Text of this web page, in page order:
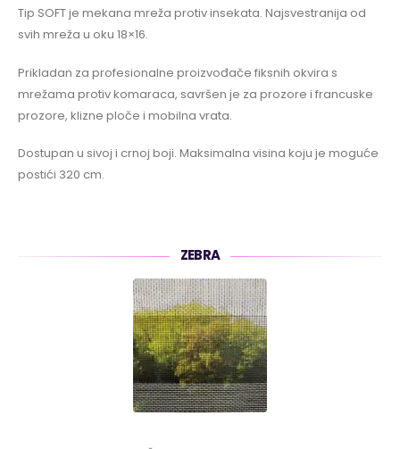
Tip SOFT je mekana mreža protiv insekata. Najsvestranija od
svih mreža u oku 18×16.
Prikladan za profesionalne proizvođače fiksnih okvira s
mrežama protiv komaraca, savršen je za prozore i francuske
prozore, klizne ploče i mobilna vrata.
Dostupan u sivoj i crnoj boji. Maksimalna visina koju je moguće
postići 320 cm.
ZEBRA